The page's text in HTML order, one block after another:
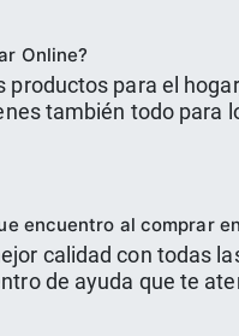
Online?
productos para el
también todo
encuentro al comprar
calidad con todas
de ayuda que te